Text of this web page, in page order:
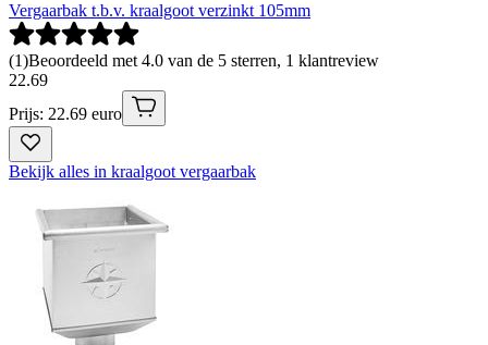
Vergaarbak t.b.v. kraalgoot verzinkt 105mm
(1)Beoordeeld met 4.0 van de 5 sterren, 1 klantreview
22.69
Prijs: 22.69 euro
Bekijk alles in kraalgoot vergaarbak